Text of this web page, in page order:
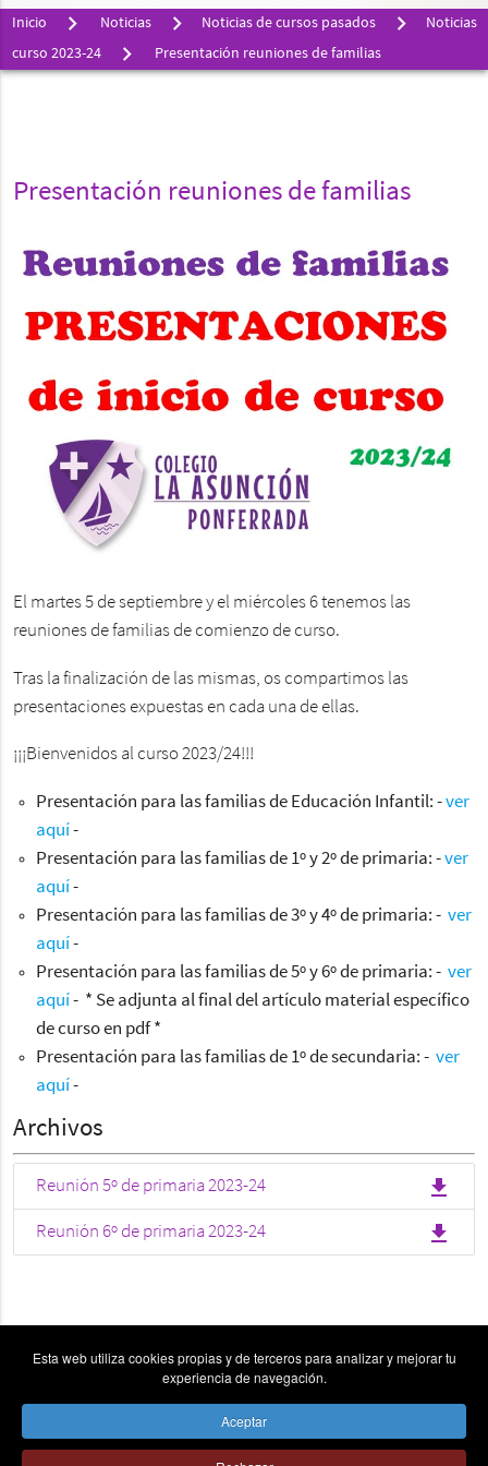
Inicio Noticias Noticias de cursos pasados
Noticias
curso 2023-24
Presentación reuniones de familias
Presentación reuniones de familias
El martes 5 de septiembre y el miércoles 6 tenemos las
reuniones de familias de comienzo de curso.
Tras la finalización de las mismas, os compartimos las
presentaciones expuestas en cada una de ellas.
¡¡¡Bienvenidos al curso 2023/24!!!
Presentación para las familias de Educación Infantil: -ver
aquí -
Presentación para las familias de 1º y 2º de primaria: -ver
aquí-
Presentación para las familias de 3º y 4º de primaria: -ver
aquí -
Presentación para las familias de 5º y 6º de primaria: -ver
aquí- * Se adjunta al final del artículo material específico
de curso en pdf *
Presentación para las familias de 1º de secundaria: - ver
aquí-
Archivos
Reunión 5º de primaria 2023-24 file_download
Reunión 6º de primaria 2023-24 file_download
vpn_key place send
Esta web utiliza cookies propias y de terceros para analizar y mejorar tu
experiencia de navegación.
Aceptar